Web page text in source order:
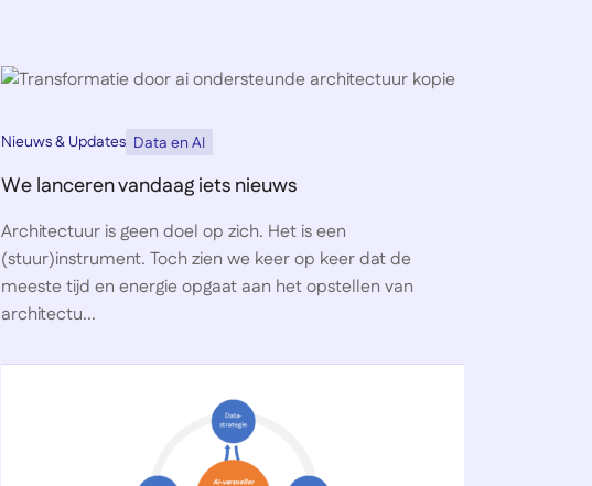
Nieuws & Updates Data en AI
We lanceren vandaag iets nieuws
Architectuur is geen doel op zich. Het is een
(stuur)instrument. Toch zien we keer op keer dat de
meeste tijd en energie opgaat aan het opstellen van
architectu...